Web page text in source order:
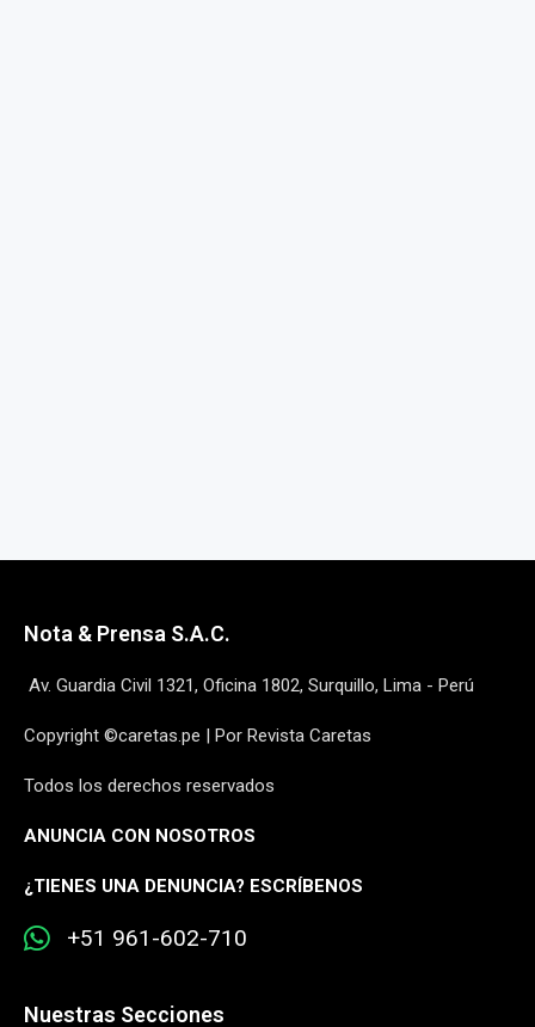
Nota & Prensa S.A.C.
Av. Guardia Civil 1321, Oficina 1802, Surquillo, Lima - Perú
Copyright ©caretas.pe | Por Revista Caretas
Todos los derechos reservados
ANUNCIA CON NOSOTROS
¿TIENES UNA DENUNCIA? ESCRÍBENOS
+51 961-602-710
Nuestras Secciones